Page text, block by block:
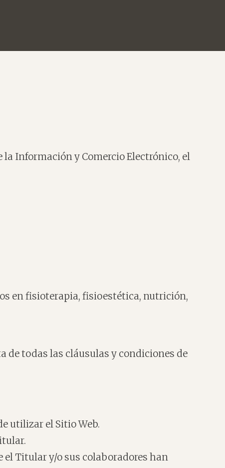
la Información y Comercio Electrónico, el
en fisioterapia, fisioestética, nutrición,
de todas las cláusulas y condiciones de
utilizar el Sitio Web.
el Titular y/o sus colaboradores han